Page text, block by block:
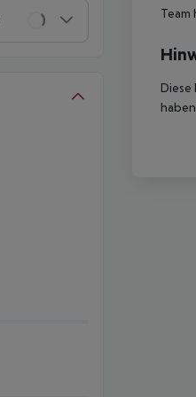
Team
Diese